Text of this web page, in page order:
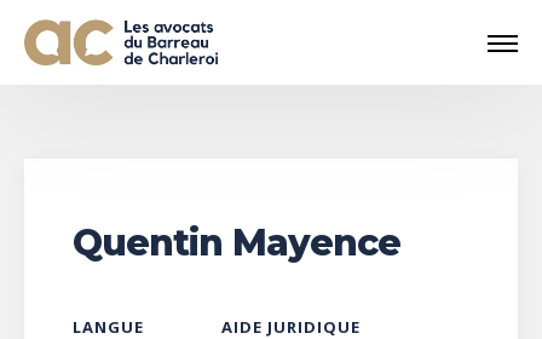
Quentin Mayence
LANGUE AIDE JURIDIQUE